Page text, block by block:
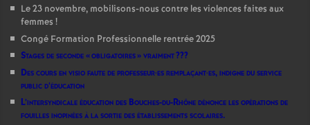
Le 23 novembre, mobilisons-nous contre les violences faites aux
femmes !
Congé Formation Professionnelle rentrée 2025
Stages de seconde «obligatoires» vraiment???
Des cours en visio faute de professeur·es remplaçant·es, indigne du service
public d’éducation
L’intersyndicale éducation des Bouches-du-Rhône dénonce les opérations de
fouilles inopinées à la sortie des établissements scolaires.